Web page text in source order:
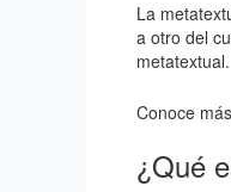
La
a otro del
metatextual.
Conoce
¿Qué